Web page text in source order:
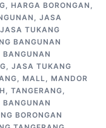
, HARGA BORONGAN ,
, JASA
JASA TUKANG
BANGUNAN
, JASA TUKANG
, MALL, MANDOR
, TANGERANG,
BANGUNAN
BORONGAN